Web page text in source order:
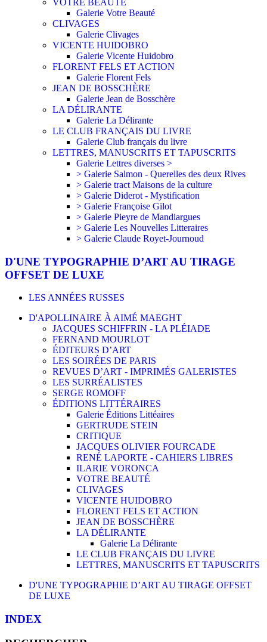
Galerie Votre Beauté
CLIVAGES
Galerie Clivages
VICENTE HUIDOBRO
Galerie Vicente Huidobro
FLORENT FELS ET ACTION
Galerie Florent Fels
JEAN DE BOSSCHÈRE
Galerie Jean de Bosschère
LA DÉLIRANTE
Galerie La Délirante
LE CLUB FRANÇAIS DU LIVRE
Galerie Club français du livre
LETTRES, MANUSCRITS ET TAPUSCRITS
Galerie Lettres diverses >
> Galerie Salmon - Querelles des deux Rives
> Galerie tract Maisons de la culture
> Galerie Diderot - Mystification
> Galerie Françoise Gilot
> Galerie Pieyre de Mandiargues
> Galerie Les Nouvelles Litteraires
> Galerie Claude Royet-Journoud
D'UNE TYPOGRAPHIE D’ART AU TIRAGE
OFFSET DE LUXE
LES ANNÉES RUSSES
D'APOLLINAIRE À AIMÉ MAEGHT
JACQUES SCHIFFRIN - LA PLÉIADE
FERNAND MOURLOT
ÉDITEURS D’ART
LES SOIRÉES DE PARIS
REVUES D’ART - IMPRIMÉS GALERISTES
LES SURRÉALISTES
SERGE ROMOFF
ÉDITIONS LITTÉRAIRES
Galerie Éditions Littéaires
GERTRUDE STEIN
CRITIQUE
JACQUES OLIVIER FOURCADE
RENÉ LAPORTE - CAHIERS LIBRES
ILARIE VORONCA
VOTRE BEAUTÉ
CLIVAGES
VICENTE HUIDOBRO
FLORENT FELS ET ACTION
JEAN DE BOSSCHÈRE
LA DÉLIRANTE
Galerie La Délirante
LE CLUB FRANÇAIS DU LIVRE
LETTRES, MANUSCRITS ET TAPUSCRITS
D'UNE TYPOGRAPHIE D’ART AU TIRAGE OFFSET
DE LUXE
INDEX